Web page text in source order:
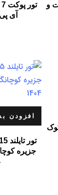
پوکت و
آی پی
افزودن
جزیره